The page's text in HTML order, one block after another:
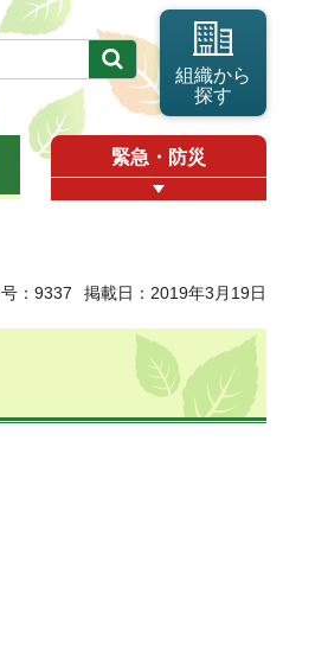
組織から
探す
緊急・防災
：9337 掲載日：2019年3月19日